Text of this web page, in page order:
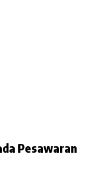
Pesawaran